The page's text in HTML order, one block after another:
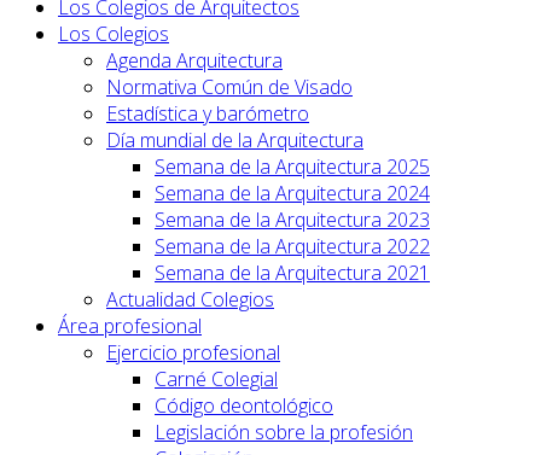
Los Colegios de Arquitectos
Los Colegios
Agenda Arquitectura
Normativa Común de Visado
Estadística y barómetro
Día mundial de la Arquitectura
Semana de la Arquitectura 2025
Semana de la Arquitectura 2024
Semana de la Arquitectura 2023
Semana de la Arquitectura 2022
Semana de la Arquitectura 2021
Actualidad Colegios
Área profesional
Ejercicio profesional
Carné Colegial
Código deontológico
Legislación sobre la profesión